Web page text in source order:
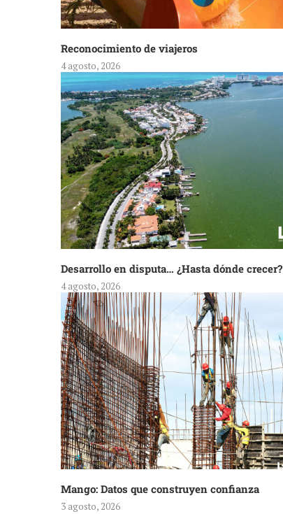
Reconocimiento de viajeros
4 agosto, 2026
Desarrollo en disputa… ¿Hasta dónde crecer?
4 agosto, 2026
Mango: Datos que construyen confianza
3 agosto, 2026